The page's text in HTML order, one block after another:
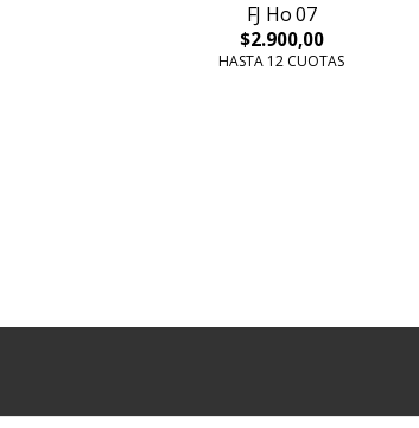
FJ Ho 07
$2.900,00
HASTA 12 CUOTAS